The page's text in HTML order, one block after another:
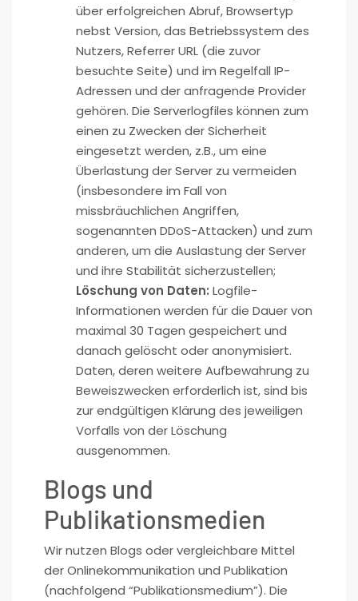
über erfolgreichen Abruf, Browsertyp
nebst Version, das Betriebssystem des
Nutzers, Referrer URL (die zuvor
besuchte Seite) und im Regelfall IP-
Adressen und der anfragende Provider
gehören. Die Serverlogfiles können zum
einen zu Zwecken der Sicherheit
eingesetzt werden, z.B., um eine
Überlastung der Server zu vermeiden
(insbesondere im Fall von
missbräuchlichen Angriffen,
sogenannten DDoS-Attacken) und zum
anderen, um die Auslastung der Server
und ihre Stabilität sicherzustellen;
Löschung von Daten: Logfile-
Informationen werden für die Dauer von
maximal 30 Tagen gespeichert und
danach gelöscht oder anonymisiert.
Daten, deren weitere Aufbewahrung zu
Beweiszwecken erforderlich ist, sind bis
zur endgültigen Klärung des jeweiligen
Vorfalls von der Löschung
ausgenommen.
Blogs und
Publikationsmedien
Wir nutzen Blogs oder vergleichbare Mittel
der Onlinekommunikation und Publikation
(nachfolgend “Publikationsmedium”). Die